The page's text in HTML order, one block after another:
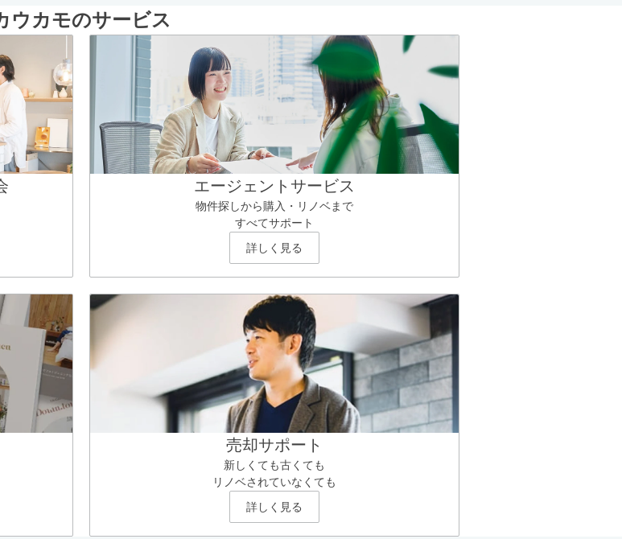
ウカモのサービス
エージェントサービス
物件探しから購入・リノベまで
すべてサポート
詳しく見る
売却サポート
新しくても古くても
リノベされていなくても
詳しく見る